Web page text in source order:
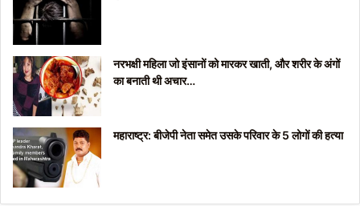
नरभक्षी महिला जो इंसानों को मारकर खाती, और शरीर के अंगों
का बनाती थी अचार…
महाराष्ट्र: बीजेपी नेता समेत उसके परिवार के 5 लोगों की हत्या